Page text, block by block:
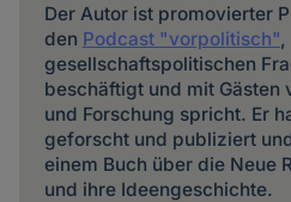
Der Autor ist promovierter
den Podcast "vorpolitisch"
gesellschaftspolitischen
beschäftigt und mit Gästen
und Forschung spricht. Er
geforscht und publiziert
einem Buch über die Neue
und ihre Ideengeschichte.